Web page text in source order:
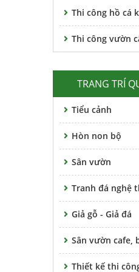
Thi công hồ cá
Thi công vườn
TRANG TRÍ
Tiểu cảnh
Hòn non bộ
Sân vườn
Tranh đá nghệ
Giả gỗ - Giả đá
Sân vườn cafe,
Thiết kế thi